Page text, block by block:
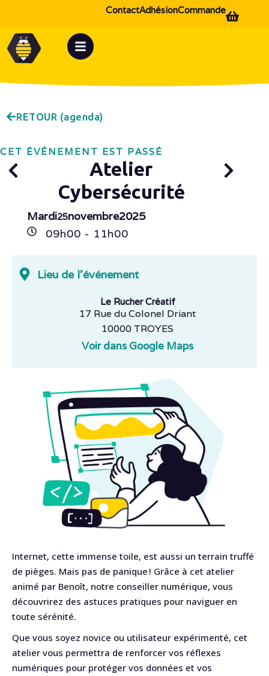
Commande
Adhésion
Contact
RETOUR (agenda)
CET ÉVÉNEMENT EST PASSÉ
Atelier
Cybersécurité
Mardi25novembre2025
09h00 - 11h00
Lieu de l'événement
Le Rucher Créatif
17 Rue du Colonel Driant
10000 TROYES
Voir dans Google Maps
Internet, cette immense toile, est aussi un terrain truffé
de pièges. Mais pas de panique ! Grâce à cet atelier
animé par Benoît, notre conseiller numérique, vous
découvrirez des astuces pratiques pour naviguer en
toute sérénité.
Que vous soyez novice ou utilisateur expérimenté, cet
atelier vous permettra de renforcer vos réflexes
numériques pour protéger vos données et vos